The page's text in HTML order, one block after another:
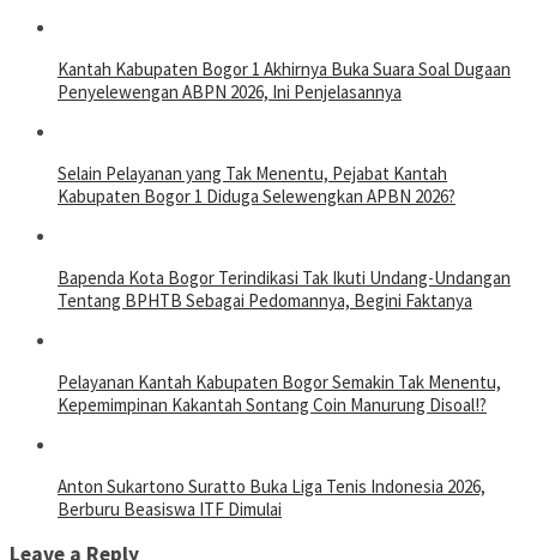
Kantah Kabupaten Bogor 1 Akhirnya Buka Suara Soal Dugaan
Penyelewengan ABPN 2026, Ini Penjelasannya
Selain Pelayanan yang Tak Menentu, Pejabat Kantah
Kabupaten Bogor 1 Diduga Selewengkan APBN 2026?
Bapenda Kota Bogor Terindikasi Tak Ikuti Undang-Undangan
Tentang BPHTB Sebagai Pedomannya, Begini Faktanya
Pelayanan Kantah Kabupaten Bogor Semakin Tak Menentu,
Kepemimpinan Kakantah Sontang Coin Manurung Disoal!?
Anton Sukartono Suratto Buka Liga Tenis Indonesia 2026,
Berburu Beasiswa ITF Dimulai
Leave a Reply